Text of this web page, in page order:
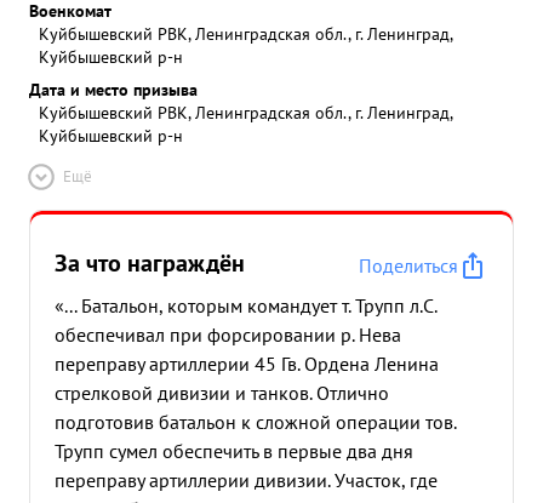
Военкомат
Куйбышевский РВК, Ленинградская обл., г. Ленинград,
Куйбышевский р-н
Дата и место призыва
Куйбышевский РВК, Ленинградская обл., г. Ленинград,
Куйбышевский р-н
Ещё
За что награждён
Поделиться
«... Батальон, которым командует т. Трупп л.С.
обеспечивал при форсировании р. Нева
переправу артиллерии 45 Гв. Ордена Ленина
стрелковой дивизии и танков. Отлично
подготовив батальон к сложной операции тов.
Трупп сумел обеспечить в первые два дня
переправу артиллерии дивизии. Участок, где